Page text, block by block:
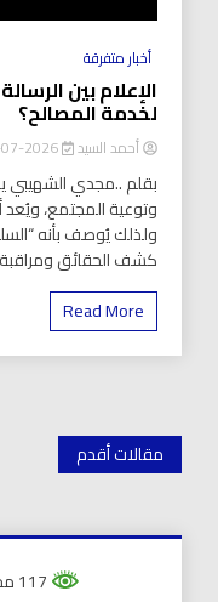
أخبار متفرقة
الإعلام بين
لخدمة المصالح؟
أحمد السيد 2026-07-30
بقلم ..مجدي الشهيبي
وتوعية المجتمع، ويُعد
ولذلك يُوصف بأنه
كشف الحقائق ومراقبة
Read More
تصفّح
المقالات
مقالات أقدم